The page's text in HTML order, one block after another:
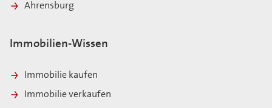
Ahrensburg
Immobilien-Wissen
Immobilie kaufen
Immobilie verkaufen